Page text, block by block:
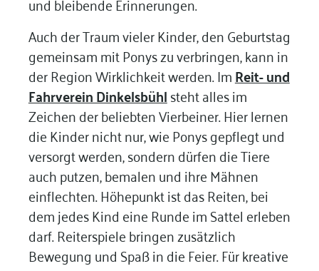
Auch der Traum vieler Kinder, den Geburtstag
gemeinsam mit Ponys zu verbringen, kann in
der Region Wirklichkeit werden. ImReit- und
Fahrverein Dinkelsbühlsteht alles im
Zeichen der beliebten Vierbeiner. Hier lernen
die Kinder nicht nur, wie Ponys gepflegt und
versorgt werden, sondern dürfen die Tiere
auch putzen, bemalen und ihre Mähnen
einflechten. Höhepunkt ist das Reiten, bei
dem jedes Kind eine Runde im Sattel erleben
darf. Reiterspiele bringen zusätzlich
Bewegung und Spaß in die Feier. Für kreative